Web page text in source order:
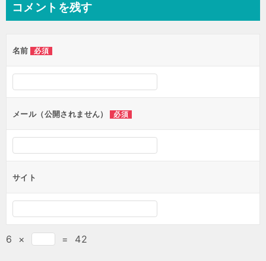
ビ
ー
シ
ョ
ン
コメントを残す
名前 必須
メール（公開されません） 必須
サイト
6 × = 42